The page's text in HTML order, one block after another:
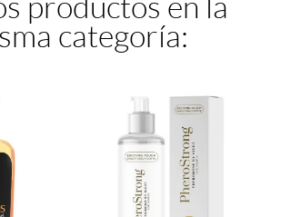
categoría: